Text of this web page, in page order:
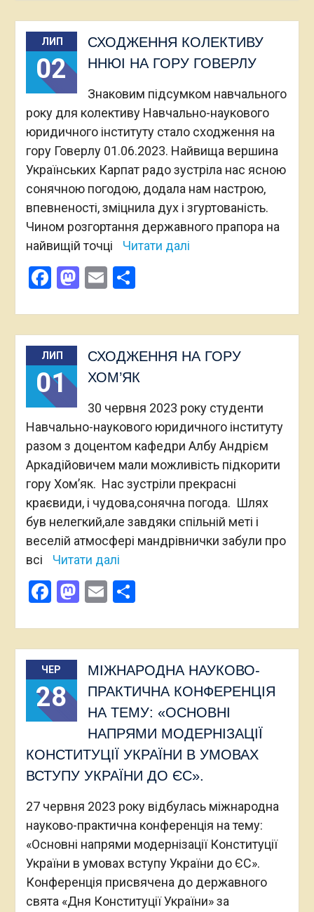
ЛИП
02
СХОДЖЕННЯ КОЛЕКТИВУ
ННЮІ НА ГОРУ ГОВЕРЛУ
Знаковим підсумком навчального
року для колективу Навчально-наукового
юридичного інституту стало сходження на
гору Говерлу 01.06.2023. Найвища вершина
Українських Карпат радо зустріла нас ясною
сонячною погодою, додала нам настрою,
впевненості, зміцнила дух і згуртованість.
Чином розгортання державного прапора на
найвищій точці
Читати далі
Facebook
Mastodon
EmailПоділитися
ЛИП
01
СХОДЖЕННЯ НА ГОРУ
ХОМ’ЯК
30 червня 2023 року студенти
Навчально-наукового юридичного інституту
разом з доцентом кафедри Албу Андрієм
Аркадійовичем мали можливість підкорити
гору Хом’як. Нас зустріли прекрасні
краєвиди, і чудова,сонячна погода. Шлях
був нелегкий,але завдяки спільній меті і
веселій атмосфері мандрівнички забули про
всі
Читати далі
Facebook
Mastodon
EmailПоділитися
ЧЕР
28
МІЖНАРОДНА НАУКОВО-
ПРАКТИЧНА КОНФЕРЕНЦІЯ
НА ТЕМУ: «ОСНОВНІ
НАПРЯМИ МОДЕРНІЗАЦІЇ
КОНСТИТУЦІЇ УКРАЇНИ В УМОВАХ
ВСТУПУ УКРАЇНИ ДО ЄС».
27 червня 2023 року відбулась міжнародна
науково-практична конференція на тему:
«Основні напрями модернізації Конституції
України в умовах вступу України до ЄС».
Конференція присвячена до державного
свята «Дня Конституції України» за